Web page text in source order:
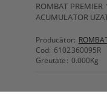
ROMBAT PREMIER
ACUMULATOR
Producător:
Cod: 6102360095R
Greutate: 0.000Kg